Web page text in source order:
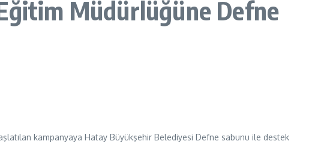
Müdürlüğüne Defne
kampanyaya Hatay Büyükşehir Belediyesi Defne sabunu ile destek